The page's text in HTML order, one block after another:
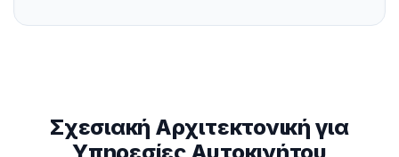
Σχεσιακή Αρχιτεκτονική για